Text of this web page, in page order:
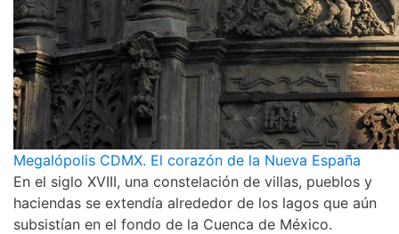
Megalópolis CDMX. El corazón de la Nueva España
En el siglo XVIII, una constelación de villas, pueblos y
haciendas se extendía alrededor de los lagos que aún
subsistían en el fondo de la Cuenca de México.